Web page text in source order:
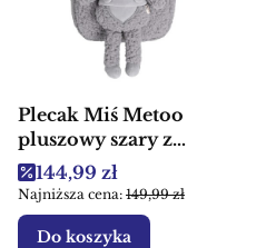
Plecak Miś Metoo
pluszowy szary z
wyjmowaną
przytulanką
Cena promocyjna
144,99 zł
Najniższa cena: 149,99 zł
Do koszyka